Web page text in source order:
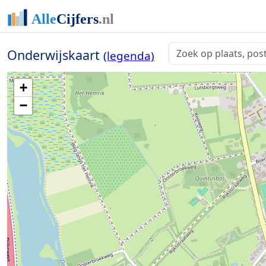
Onderwijskaart (legenda)
+
−